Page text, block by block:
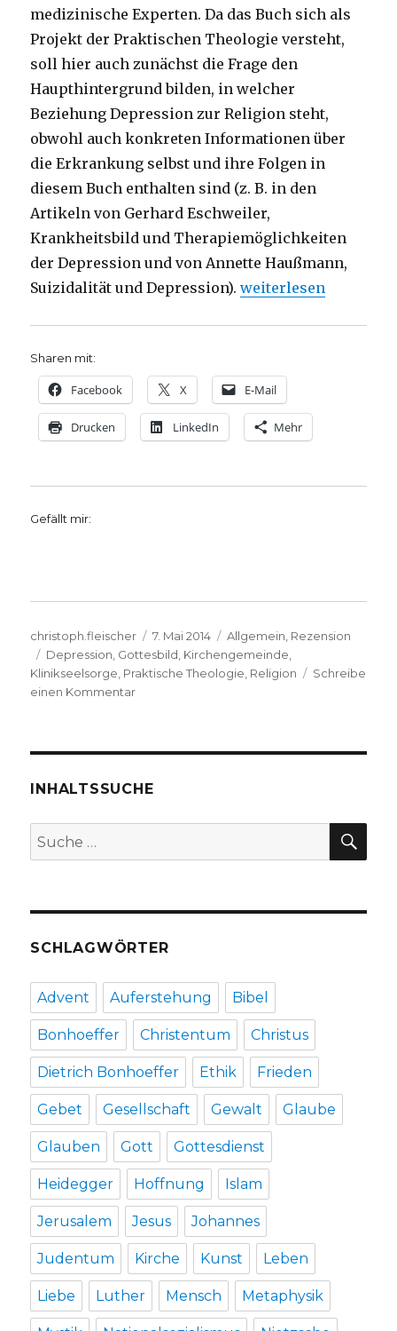
medizinische Experten. Da das Buch sich als
Projekt der Praktischen Theologie versteht,
soll hier auch zunächst die Frage den
Haupthintergrund bilden, in welcher
Beziehung Depression zur Religion steht,
obwohl auch konkreten Informationen über
die Erkrankung selbst und ihre Folgen in
diesem Buch enthalten sind (z. B. in den
Artikeln von Gerhard Eschweiler,
Krankheitsbild und Therapiemöglichkeiten
der Depression und von Annette Haußmann,
Suizidalität und Depression).„Depression als
weiterlesen
Sharen mit:
Facebook X E-Mail
Drucken LinkedIn Mehr
Gefällt mir:
Autor
christoph.fleischer
Veröffentlicht
am
7. Mai 2014 Kategorien
Allgemein Rezension
Schlagwörter
Depression Gottesbild Kirchengemeinde
Klinikseelsorge Praktische Theologie Religion
Schreibe
einen Kommentarzu
erkennen,
von
Fleischer,
INHALTSSUCHE
Suche
nach:
SCHLAGWÖRTER
Advent Auferstehung Bibel
Bonhoeffer Christentum Christus
Dietrich Bonhoeffer Ethik Frieden
Gebet Gesellschaft Gewalt Glaube
Glauben Gott Gottesdienst
Heidegger Hoffnung Islam
Jerusalem Jesus Johannes
Judentum Kirche Kunst Leben
Liebe Luther Mensch Metaphysik